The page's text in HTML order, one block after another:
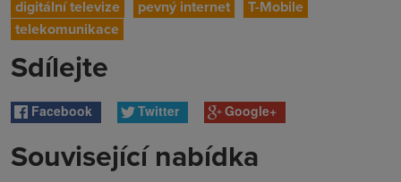
digitální televize pevný internet
T-Mobile
telekomunikace
Sdílejte
Facebook Twitter Google+
Související nabídka